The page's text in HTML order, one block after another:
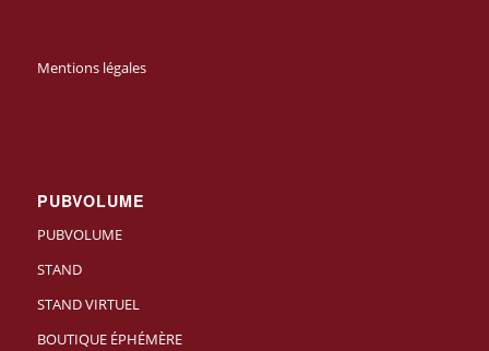
Mentions légales
PUBVOLUME
PUBVOLUME
STAND
STAND VIRTUEL
BOUTIQUE ÉPHÉMÈRE